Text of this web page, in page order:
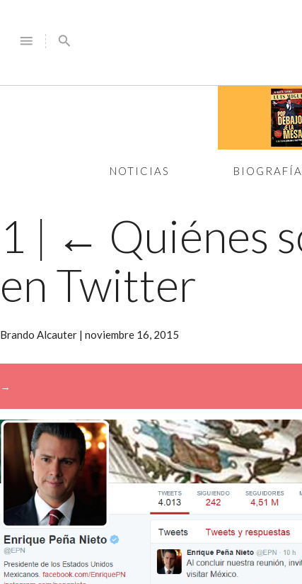
menu search
NOTICIAS
1 | ← Quiénes
en Twitter
Brando Alcauter | noviembre 16, 2015
→